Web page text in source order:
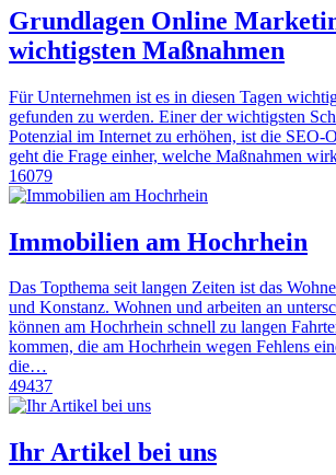
Grundlagen Online
wichtigsten Maßnahmen
Für Unternehmen ist es in diesen Tagen
gefunden zu werden. Einer der wichtigsten
Potenzial im Internet zu erhöhen, ist die
geht die Frage einher, welche Maßnahmen
16079
Immobilien am Hochrhein
Das Topthema seit langen Zeiten ist das
und Konstanz. Wohnen und arbeiten an
können am Hochrhein schnell zu langen
kommen, die am Hochrhein wegen Fehlens
die…
49437
Ihr Artikel bei uns